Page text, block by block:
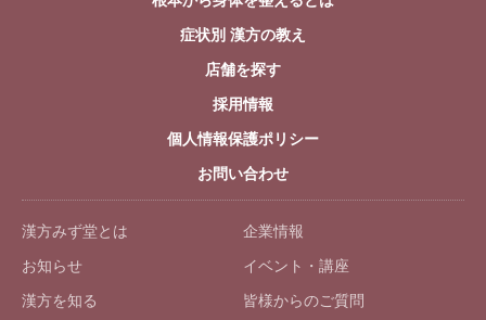
症状別 漢方の教え
店舗を探す
採用情報
個人情報保護ポリシー
お問い合わせ
漢方みず堂とは 企業情報
お知らせ イベント・講座
漢方を知る 皆様からのご質問